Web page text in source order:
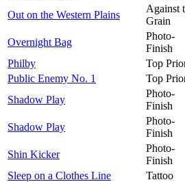
Out on the Western Plains
Against
Grain
Overnight Bag
Photo-
Finish
Philby
Top
Public Enemy No. 1
Top
Shadow Play
Photo-
Finish
Shadow Play
Photo-
Finish
Shin Kicker
Photo-
Finish
Sleep on a Clothes Line
Tattoo